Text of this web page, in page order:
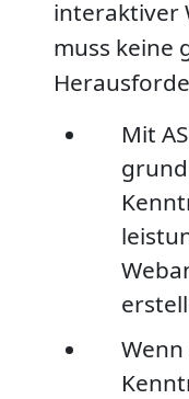
interaktiver
muss keine
Mit